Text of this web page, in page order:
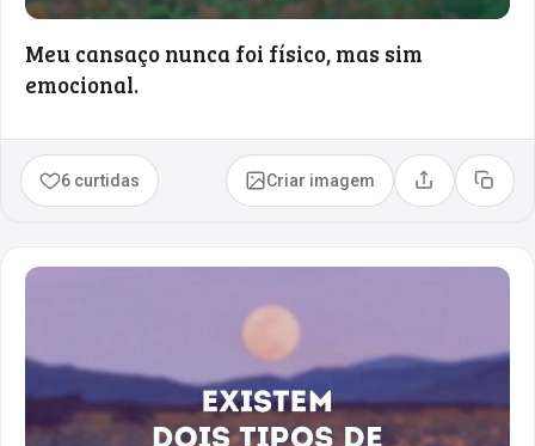
Meu cansaço nunca foi físico, mas sim
emocional.
6 curtidas Criar imagem Compartilhar
Copiar